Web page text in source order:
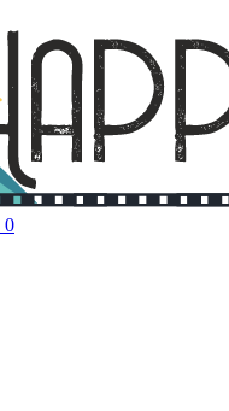
0